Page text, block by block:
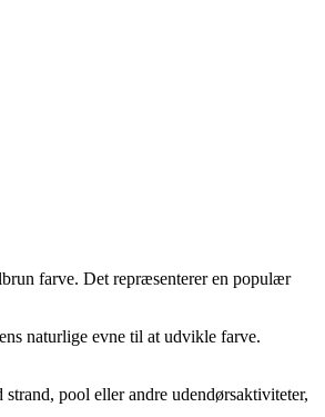
farve. Det repræsenterer en populær
naturlige evne til at udvikle farve.
pool eller andre udendørsaktiviteter,